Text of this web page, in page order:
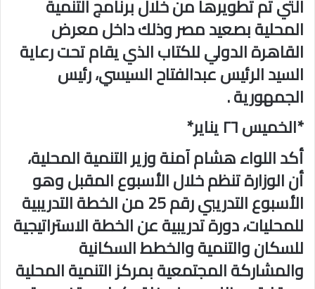
التي تم تطويرها من خلال برنامج التنمية
المحلية بصعيد مصر وذلك داخل معرض
القاهرة الدولي للكتاب الذي يقام تحت رعاية
السيد الرئيس عبدالفتاح السيسي، رئيس
الجمهورية .
*الخميس ٢٦ يناير*
أكد اللواء هشام آمنة وزير التنمية المحلية،
أن الوزارة تنظم خلال الأسبوع المقبل وهو
الأسبوع التدريبي رقم 25 من الخطة التدريبية
للمحليات، دورة تدريبية عن الخطة الاستراتيجية
للسكان والتنمية والخطط السكانية
والمشاركة المجتمعية بمركز التنمية المحلية